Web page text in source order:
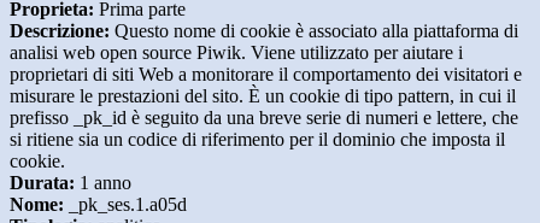
Proprieta: Prima parte
Descrizione: Questo nome di cookie è associato alla piattaforma di
analisi web open source Piwik. Viene utilizzato per aiutare i
proprietari di siti Web a monitorare il comportamento dei visitatori e
misurare le prestazioni del sito. È un cookie di tipo pattern, in cui il
prefisso _pk_id è seguito da una breve serie di numeri e lettere, che
si ritiene sia un codice di riferimento per il dominio che imposta il
cookie.
Durata: 1 anno
Nome: _pk_ses.1.a05d